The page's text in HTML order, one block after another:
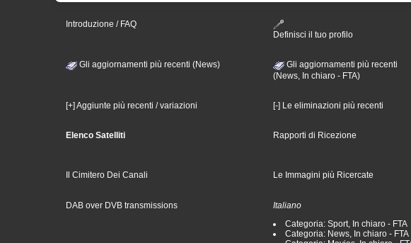
Introduzione / FAQ
Definisci il tuo profilo
Gli aggiornamenti più recenti (News)
Gli aggiornamenti più recenti
(News, In chiaro - FTA)
[+] Aggiunte più recenti / variazioni [-] Le eliminazioni più recenti
Elenco Satelliti Rapporti di Ricezione
Il Cimitero Dei Canali Le Immagini più Ricercate
DAB over DVB transmissions
Italiano
Categoria: Sport, In chiaro - FTA
Categoria: News, In chiaro - FTA